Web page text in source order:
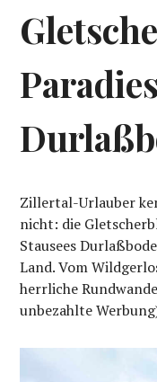
Zillertal-Urlauber
nicht: die
Stausees
Land. Vom
herrliche
unbezahlte